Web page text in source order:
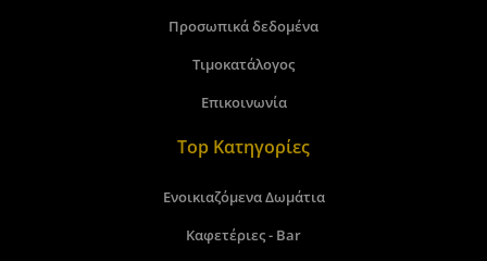
Προσωπικά δεδομένα
Τιμοκατάλογος
Επικοινωνία
Top Κατηγορίες
Ενοικιαζόμενα Δωμάτια
Καφετέριες - Bar